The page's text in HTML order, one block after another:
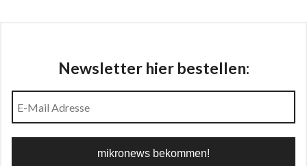
Newsletter hier bestellen: